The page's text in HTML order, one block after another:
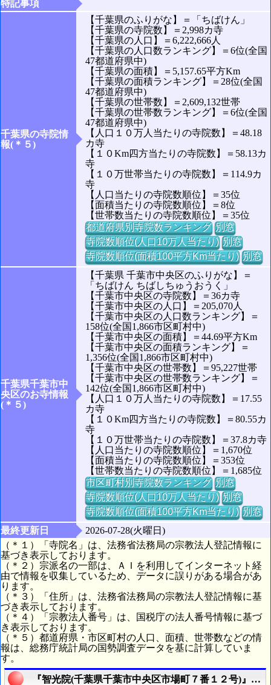
特記事項
千葉県の寺院情
報(＊５)
【千葉県のふりがな】＝「ちばけん」
【千葉県の寺院数】＝2,998カ寺
【千葉県の人口】＝6,222,666人
【千葉県の人口数ランキング】＝6位(全国
47都道府県中)
【千葉県の面積】＝5,157.65平方Km
【千葉県の面積ランキング】＝28位(全国
47都道府県中)
【千葉県の世帯数】＝2,609,132世帯
【千葉県の世帯数ランキング】＝6位(全国
47都道府県中)
【人口１０万人当たりの寺院数】＝48.18
カ寺
【１０Km四方当たりの寺院数】＝58.13カ
寺
【１０万世帯当たりの寺院数】＝114.9カ
寺
【人口当たりの寺院数順位】＝35位
【面積当たりの寺院数順位】＝8位
【世帯数当たりの寺院数順位】＝35位
都道府県別寺院数ランキング 別窓
寺院数順位(人口10万人当たり) 別窓
寺院数順位(面積100平方Km当たり) 別窓
千葉県千葉市中
央区のお寺情報
(＊５)
【千葉県 千葉市中央区のふりがな】＝
「ちばけん ちばしちゅうおうく」
【千葉市中央区の寺院数】＝36カ寺
【千葉市中央区の人口】＝205,070人
【千葉市中央区の人口数ランキング】＝
158位(全国1,866市区町村中)
【千葉市中央区の面積】＝44.69平方Km
【千葉市中央区の面積ランキング】＝
1,356位(全国1,866市区町村中)
【千葉市中央区の世帯数】＝95,227世帯
【千葉市中央区の世帯数ランキング】＝
142位(全国1,866市区町村中)
【人口１０万人当たりの寺院数】＝17.55
カ寺
【１０Km四方当たりの寺院数】＝80.55カ
寺
【１０万世帯当たりの寺院数】＝37.8カ寺
【人口当たりの寺院数順位】＝1,670位
【面積当たりの寺院数順位】＝353位
【世帯数当たりの寺院数順位】＝1,685位
市区町村別寺院数ランキング 別窓
寺院数順位(人口10万人当たり) 別窓
寺院数順位(面積100平方Km当たり) 別窓
最終更新日
2026-07-28(火曜日)
（＊１）「寺院名」は、法務省法務局の宗教法人登記情報に
基づき表示しております。
（＊２）宗派名の一部は、ＡＩを利用してインターネット経
由で情報を収集しているため、データに誤りがある場合があ
ります。
（＊３）「住所」は、法務省法務局の宗教法人登記情報に基
づき表示しております。
（＊４）「宗教法人番号」は、国税庁の法人番号情報に基づ
き表示しております。
（＊５）都道府県・市区町村の人口、面積、世帯数などの情
報は、総務庁統計局の国勢調査データを基に計算していま
す。
『智光院(千葉県千葉市中央区市場町７番１２号)』の